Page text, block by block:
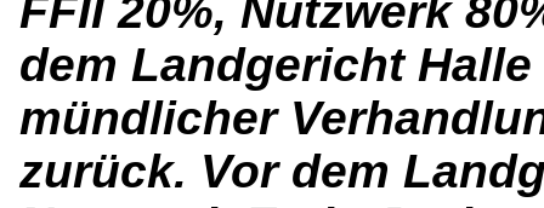
FFII 20%, Nutzwerk
dem Landgericht
mündlicher
zurück. Vor dem